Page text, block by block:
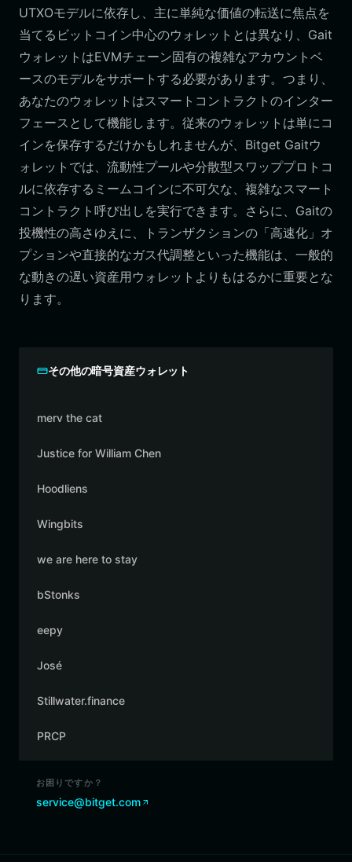
UTXOモデルに依存し、主に単純な価値の転送に焦点を
当てるビットコイン中心のウォレットとは異なり、Gait
ウォレットはEVMチェーン固有の複雑なアカウントベ
ースのモデルをサポートする必要があります。つまり、
あなたのウォレットはスマートコントラクトのインター
フェースとして機能します。従来のウォレットは単にコ
インを保存するだけかもしれませんが、Bitget Gaitウ
ォレットでは、流動性プールや分散型スワッププロトコ
ルに依存するミームコインに不可欠な、複雑なスマート
コントラクト呼び出しを実行できます。さらに、Gaitの
投機性の高さゆえに、トランザクションの「高速化」オ
プションや直接的なガス代調整といった機能は、一般的
な動きの遅い資産用ウォレットよりもはるかに重要とな
ります。
その他の暗号資産ウォレット
merv the cat
Justice for William Chen
Hoodliens
Wingbits
we are here to stay
bStonks
eepy
José
Stillwater.finance
PRCP
お困りですか？
service@bitget.com